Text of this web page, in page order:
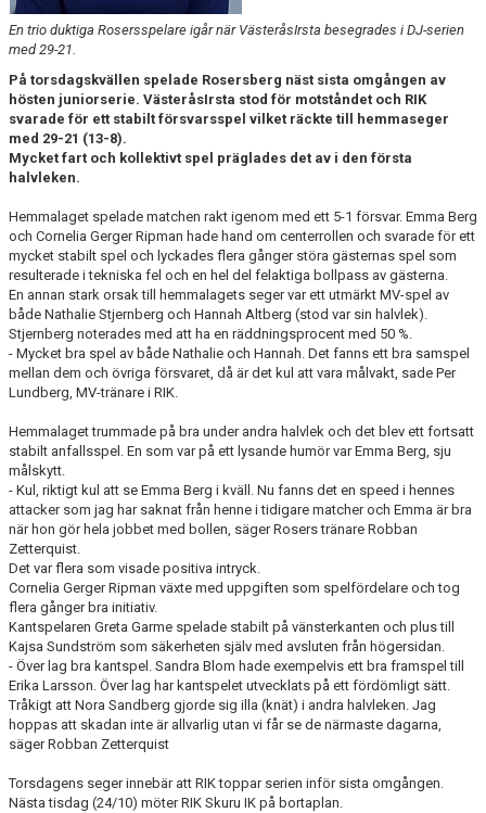
En trio duktiga Rosersspelare igår när VästeråsIrsta besegrades i DJ-serien
med 29-21.
På torsdagskvällen spelade Rosersberg näst sista omgången av
hösten juniorserie. VästeråsIrsta stod för motståndet och RIK
svarade för ett stabilt försvarsspel vilket räckte till hemmaseger
med 29-21 (13-8).
Mycket fart och kollektivt spel präglades det av i den första
halvleken.
Hemmalaget spelade matchen rakt igenom med ett 5-1 försvar. Emma Berg
och Cornelia Gerger Ripman hade hand om centerrollen och svarade för ett
mycket stabilt spel och lyckades flera gånger störa gästernas spel som
resulterade i tekniska fel och en hel del felaktiga bollpass av gästerna.
En annan stark orsak till hemmalagets seger var ett utmärkt MV-spel av
både Nathalie Stjernberg och Hannah Altberg (stod var sin halvlek).
Stjernberg noterades med att ha en räddningsprocent med 50 %.
- Mycket bra spel av både Nathalie och Hannah. Det fanns ett bra samspel
mellan dem och övriga försvaret, då är det kul att vara målvakt, sade Per
Lundberg, MV-tränare i RIK.
Hemmalaget trummade på bra under andra halvlek och det blev ett fortsatt
stabilt anfallsspel. En som var på ett lysande humör var Emma Berg, sju
målskytt.
- Kul, riktigt kul att se Emma Berg i kväll. Nu fanns det en speed i hennes
attacker som jag har saknat från henne i tidigare matcher och Emma är bra
när hon gör hela jobbet med bollen, säger Rosers tränare Robban
Zetterquist.
Det var flera som visade positiva intryck.
Cornelia Gerger Ripman växte med uppgiften som spelfördelare och tog
flera gånger bra initiativ.
Kantspelaren Greta Garme spelade stabilt på vänsterkanten och plus till
Kajsa Sundström som säkerheten själv med avsluten från högersidan.
- Över lag bra kantspel. Sandra Blom hade exempelvis ett bra framspel till
Erika Larsson. Över lag har kantspelet utvecklats på ett fördömligt sätt.
Tråkigt att Nora Sandberg gjorde sig illa (knät) i andra halvleken. Jag
hoppas att skadan inte är allvarlig utan vi får se de närmaste dagarna,
säger Robban Zetterquist
Torsdagens seger innebär att RIK toppar serien inför sista omgången.
Nästa tisdag (24/10) möter RIK Skuru IK på bortaplan.